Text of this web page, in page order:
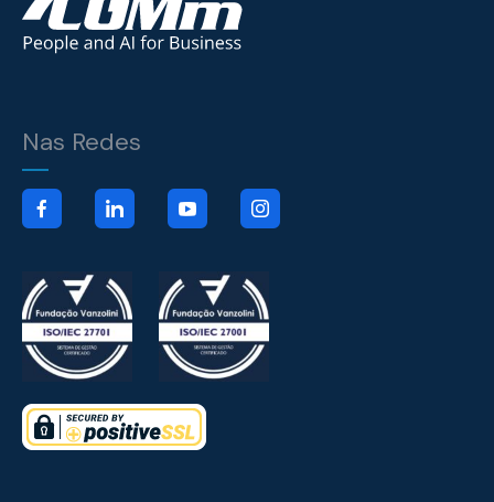
Nas Redes